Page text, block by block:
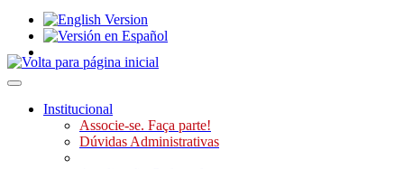
Toggle navigation
Institucional
Associe-se. Faça parte!
Dúvidas Administrativas